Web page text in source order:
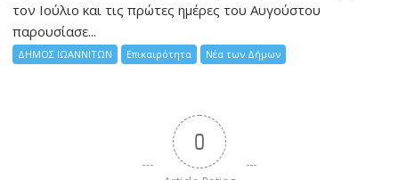
τον Ιούλιο και τις πρώτες ημέρες του Αυγούστου
παρουσίασε...
ΔΗΜΟΣ ΙΩΑΝΝΙΤΩΝ Επικαιρότητα Νέα των Δήμων
0